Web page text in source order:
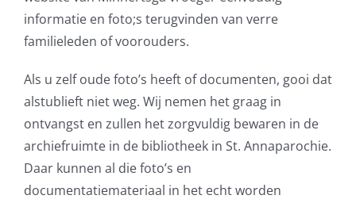
informatie en foto;s terugvinden van verre
familieleden of voorouders.
Als u zelf oude foto’s heeft of documenten, gooi dat
alstublieft niet weg. Wij nemen het graag in
ontvangst en zullen het zorgvuldig bewaren in de
archiefruimte in de bibliotheek in St. Annaparochie.
Daar kunnen al die foto’s en
documentatiemateriaal in het echt worden